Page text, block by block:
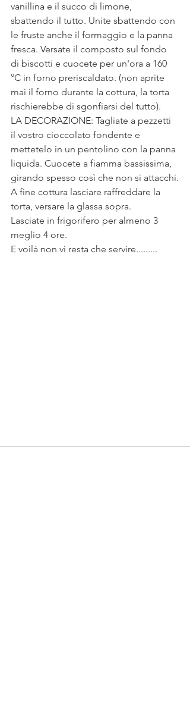
vanillina e il succo di limone,
sbattendo il tutto. Unite sbattendo con
le fruste anche il formaggio e la panna
fresca. Versate il composto sul fondo
di biscotti e cuocete per un'ora a 160
°C in forno preriscaldato. (non aprite
mai il forno durante la cottura, la torta
rischierebbe di sgonfiarsi del tutto).
LA DECORAZIONE: Tagliate a pezzetti
il vostro cioccolato fondente e
mettetelo in un pentolino con la panna
liquida. Cuocete a fiamma bassissima,
girando spesso così che non si attacchi.
A fine cottura lasciare raffreddare la
torta, versare la glassa sopra.
Lasciate in frigorifero per almeno 3
meglio 4 ore.
E voilà non vi resta che servire.........